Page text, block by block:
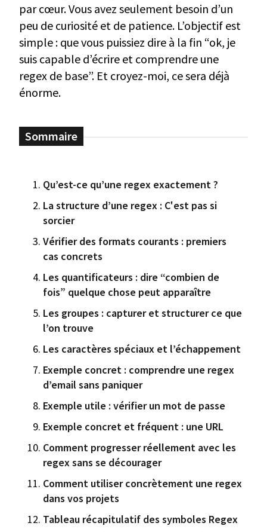
par cœur. Vous avez seulement besoin d’un
peu de curiosité et de patience. L’objectif est
simple : que vous puissiez dire à la fin “ok, je
suis capable d’écrire et comprendre une
regex de base”. Et croyez-moi, ce sera déjà
énorme.
Qu’est-ce qu’une regex exactement ?
La structure d’une regex : C'est pas si
sorcier
Vérifier des formats courants : premiers
cas concrets
Les quantificateurs : dire “combien de
fois” quelque chose peut apparaître
Les groupes : capturer et structurer ce que
l’on trouve
Les caractères spéciaux et l’échappement
Exemple concret : comprendre une regex
d’email sans paniquer
Exemple utile : vérifier un mot de passe
Exemple concret et fréquent : une URL
Comment progresser réellement avec les
regex sans se décourager
Comment utiliser concrètement une regex
dans vos projets
Tableau récapitulatif des symboles Regex